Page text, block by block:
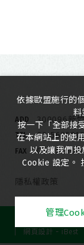
ADD 300096新
TEL 03-
FAX 03-
隱私權政策
Copyright © 2026
網頁設計 - iBest
依據歐盟施行的
料
按一下「全部接
在本網站上的使
以及讓我們
Cookie 設定。
管理